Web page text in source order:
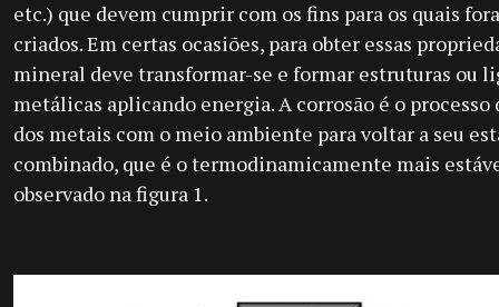
etc.) que devem cumprir com os fins para os quais
criados. Em certas ocasiões, para obter essas
mineral deve transformar-se e formar estruturas ou
metálicas aplicando energia. A corrosão é o processo
dos metais com o meio ambiente para voltar a seu
combinado, que é o termodinamicamente mais
observado na figura 1.